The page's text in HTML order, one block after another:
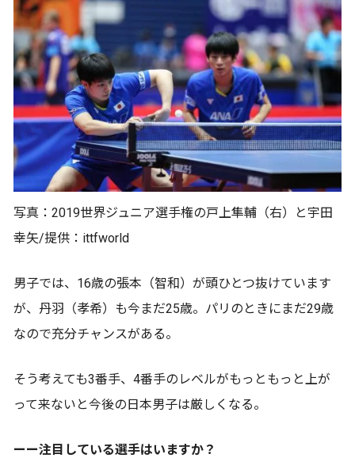
写真：2019世界ジュニア選手権の戸上隼輔（右）と宇田
幸矢/提供：ittfworld
男子では、16歳の張本（智和）が頭ひとつ抜けています
が、丹羽（孝希）も今まだ25歳。パリのときにまだ29歳
なので充分チャンスがある。
そう考えても3番手、4番手のレベルがもっともっと上が
って来ないと今後の日本男子は厳しくなる。
ーー注目している選手はいますか？